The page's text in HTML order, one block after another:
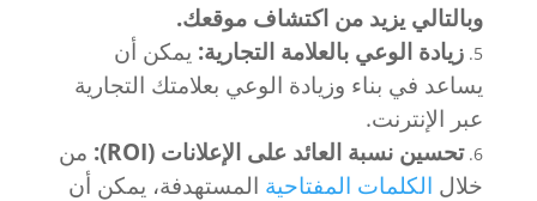
وبالتالي يزيد من اكتشاف موقعك.
زيادة الوعي بالعلامة التجارية: يمكن أن
يساعد في بناء وزيادة الوعي بعلامتك التجارية
عبر الإنترنت.
تحسين نسبة العائد على الإعلانات (ROI):
من
خلال الكلمات المفتاحية المستهدفة، يمكن أن